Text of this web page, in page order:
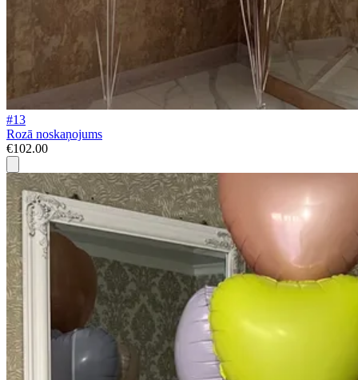
#13
Rozā noskaņojums
€102.00